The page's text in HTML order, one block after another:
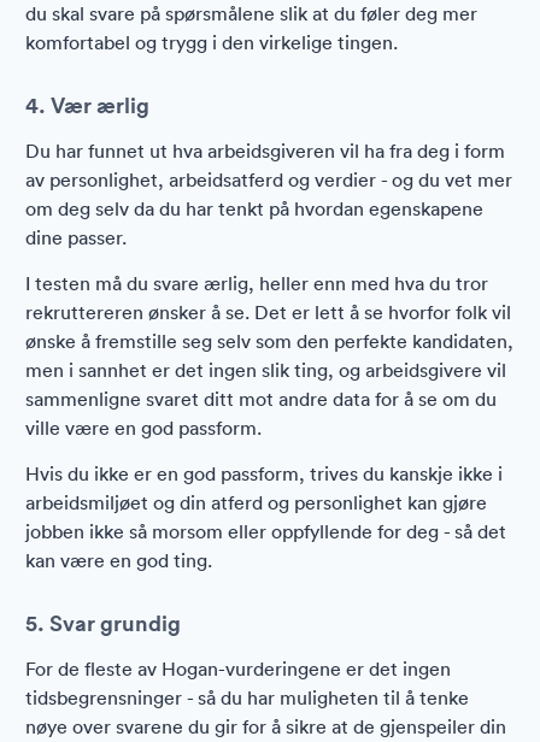
du skal svare på spørsmålene slik at du føler deg mer
komfortabel og trygg i den virkelige tingen.
4. Vær ærlig
Du har funnet ut hva arbeidsgiveren vil ha fra deg i form
av personlighet, arbeidsatferd og verdier - og du vet mer
om deg selv da du har tenkt på hvordan egenskapene
dine passer.
I testen må du svare ærlig, heller enn med hva du tror
rekruttereren ønsker å se. Det er lett å se hvorfor folk vil
ønske å fremstille seg selv som den perfekte kandidaten,
men i sannhet er det ingen slik ting, og arbeidsgivere vil
sammenligne svaret ditt mot andre data for å se om du
ville være en god passform.
Hvis du ikke er en god passform, trives du kanskje ikke i
arbeidsmiljøet og din atferd og personlighet kan gjøre
jobben ikke så morsom eller oppfyllende for deg - så det
kan være en god ting.
5. Svar grundig
For de fleste av Hogan-vurderingene er det ingen
tidsbegrensninger - så du har muligheten til å tenke
nøye over svarene du gir for å sikre at de gjenspeiler din